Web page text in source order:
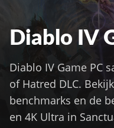
Diablo IV
Diablo IV Game PC
of Hatred DLC.
benchmarks en de
en 4K Ultra in